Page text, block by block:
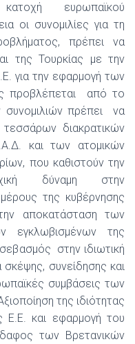
ευρωπαϊκού
συνομιλίες για τη
πρέπει να
της Τουρκίας με την
για την εφαρμογή των
προβλέπεται από το
συνομιλιών πρέπει να
διακρατικών
και των ατομικών
που καθιστούν την
δύναμη στην
της κυβέρνησης
αποκατάσταση των
εγκλωβισμένων της
στην ιδιωτική
σκέψης, συνείδησης και
συμβάσεις των
της ιδιότητας
και εφαρμογή του
των Βρετανικών